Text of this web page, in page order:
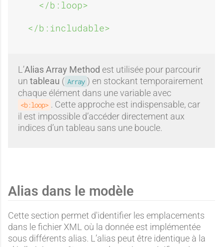
</b:loop>
</b:includable>
L’Alias Array Method est utilisée pour parcourir
un tableau ( Array ) en stockant temporairement
chaque élément dans une variable avec
<b:loop> . Cette approche est indispensable, car
il est impossible d’accéder directement aux
indices d’un tableau sans une boucle.
Alias dans le modèle
Cette section permet d'identifier les emplacements
dans le fichier XML où la donnée est implémentée
sous différents alias. L’alias peut être identique à la